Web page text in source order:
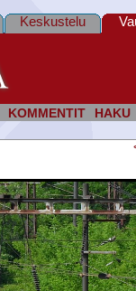
KOMMENTIT HAKU
Keskustelu